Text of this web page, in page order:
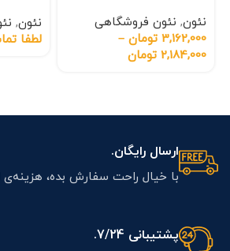
نئون, نئون فروشگاهی
3,162,000 تومان –
2,184,000 تومان
نئون,
لطفا
ارسال رایگان.
با خیال راحت سفارش بده،
پشتیبانی 7/24.